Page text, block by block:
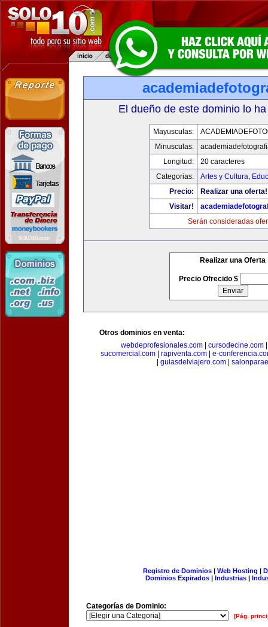
El dueño de este dominio lo
Mayusculas:
Minusculas:
Longitud:
20 caracteres
Categorias:
Artes y Cultura,
Precio:
Realizar una oferta!
Visitar!
Serán consideradas
Realizar una Oferta
Precio Ofrecido $
Otros dominios en venta:
webdeprofesionales.com| cursodecine.com
sucomercial.com
rapiventa.com
e-
guiasdelviajero.com|
Registro de Dominios| Web Hosting |
Dominios Expirados | Industrias |
Categorías de Dominio:
[Pág.